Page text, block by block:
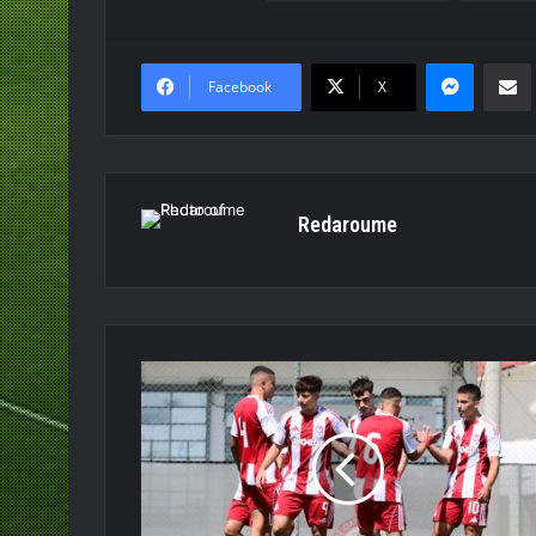
Facebook X
Redaroume
U17:Νίκη
κόντρα
στον
Λεβαδειακό